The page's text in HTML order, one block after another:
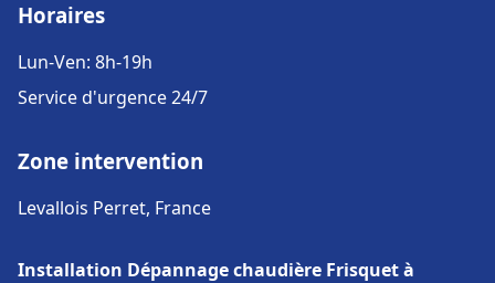
Horaires
Lun-Ven: 8h-19h
Service d'urgence 24/7
Zone intervention
Levallois Perret, France
Installation Dépannage chaudière Frisquet à